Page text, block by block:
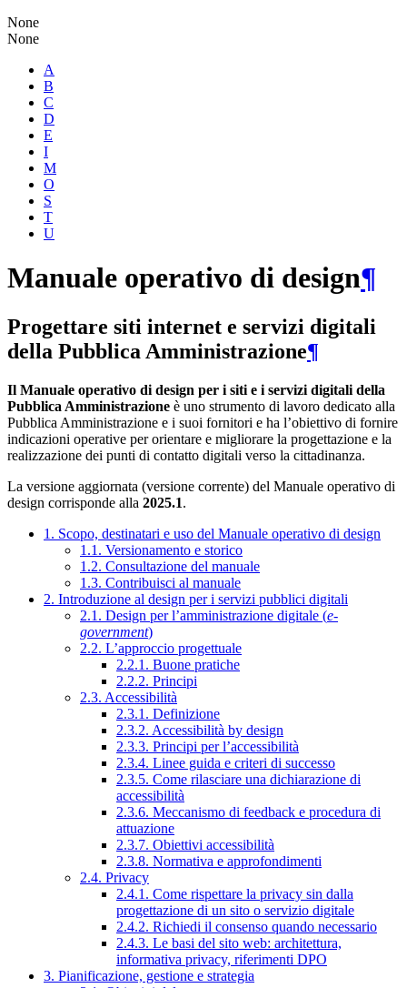
None
None
A
B
C
D
E
I
M
O
S
T
U
Manuale operativo di design¶
Progettare siti internet e servizi digitali
della Pubblica Amministrazione¶
Il Manuale operativo di design per i siti e i servizi digitali della
Pubblica Amministrazione è uno strumento di lavoro dedicato alla
Pubblica Amministrazione e i suoi fornitori e ha l’obiettivo di fornire
indicazioni operative per orientare e migliorare la progettazione e la
realizzazione dei punti di contatto digitali verso la cittadinanza.
La versione aggiornata (versione corrente) del Manuale operativo di
design corrisponde alla 2025.1.
1. Scopo, destinatari e uso del Manuale operativo di design
1.1. Versionamento e storico
1.2. Consultazione del manuale
1.3. Contribuisci al manuale
2. Introduzione al design per i servizi pubblici digitali
2.1. Design per l’amministrazione digitale (e-
government)
2.2. L’approccio progettuale
2.2.1. Buone pratiche
2.2.2. Principi
2.3. Accessibilità
2.3.1. Definizione
2.3.2. Accessibilità by design
2.3.3. Principi per l’accessibilità
2.3.4. Linee guida e criteri di successo
2.3.5. Come rilasciare una dichiarazione di
accessibilità
2.3.6. Meccanismo di feedback e procedura di
attuazione
2.3.7. Obiettivi accessibilità
2.3.8. Normativa e approfondimenti
2.4. Privacy
2.4.1. Come rispettare la privacy sin dalla
progettazione di un sito o servizio digitale
2.4.2. Richiedi il consenso quando necessario
2.4.3. Le basi del sito web: architettura,
informativa privacy, riferimenti DPO
3. Pianificazione, gestione e strategia